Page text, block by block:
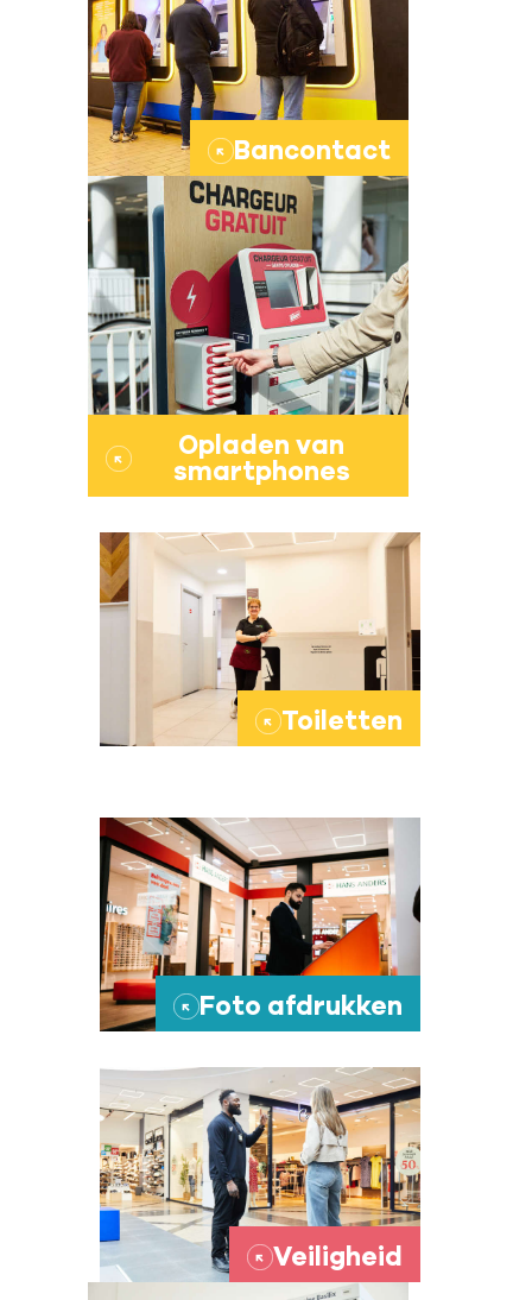
→ Bancontact
→ Opladen van
smartphones
→ Toiletten
→ Foto afdrukken
→Veiligheid